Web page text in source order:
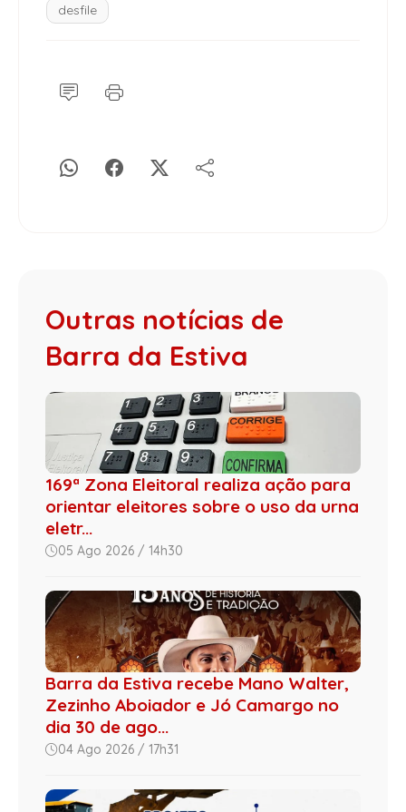
desfile
Outras notícias de
Barra da Estiva
169ª Zona Eleitoral realiza ação para
orientar eleitores sobre o uso da urna
eletr...
05 Ago 2026 / 14h30
Barra da Estiva recebe Mano Walter,
Zezinho Aboiador e Jó Camargo no
dia 30 de ago...
04 Ago 2026 / 17h31